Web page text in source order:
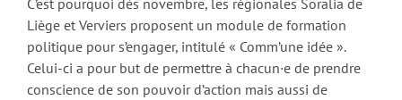
C’est pourquoi dès novembre, les régionales Soralia de
Liège et Verviers proposent un module de formation
politique pour s’engager, intitulé « Comm’une idée ».
Celui-ci a pour but de permettre à chacun·e de prendre
conscience de son pouvoir d’action mais aussi de